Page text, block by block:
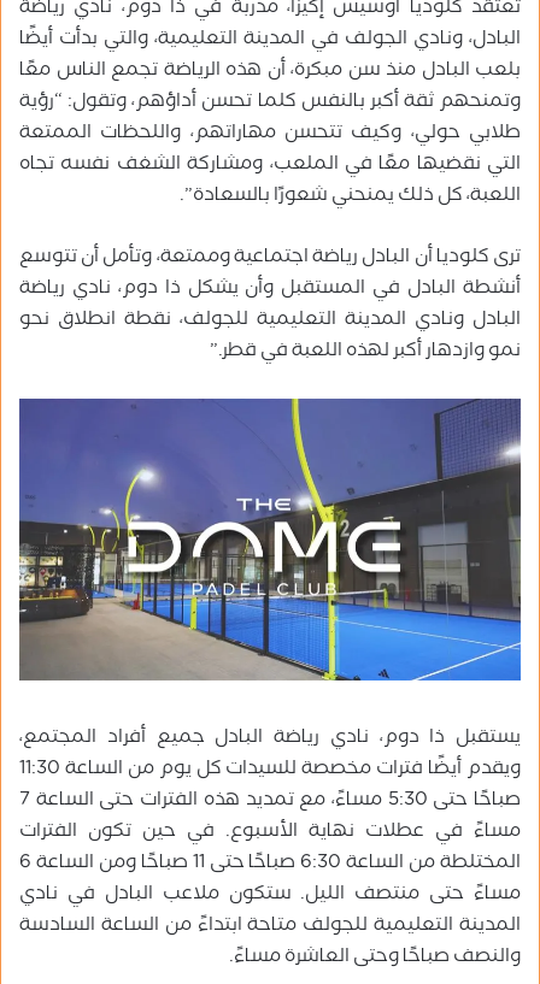
تعتقد كلوديا أوسيس إكيزا، مدربة في ذا دوم، نادي رياضة
البادل، ونادي الجولف في المدينة التعليمية، والتي بدأت أيضًا
بلعب البادل منذ سن مبكرة، أن هذه الرياضة تجمع الناس معًا
وتمنحهم ثقة أكبر بالنفس كلما تحسن أداؤهم، وتقول: “رؤية
طلابي حولي، وكيف تتحسن مهاراتهم، واللحظات الممتعة
التي نقضيها معًا في الملعب، ومشاركة الشغف نفسه تجاه
اللعبة، كل ذلك يمنحني شعورًا بالسعادة”.
ترى كلوديا أن البادل رياضة اجتماعية وممتعة، وتأمل أن تتوسع
أنشطة البادل في المستقبل وأن يشكل ذا دوم، نادي رياضة
البادل ونادي المدينة التعليمية للجولف، نقطة انطلاق نحو
نمو وازدهار أكبر لهذه اللعبة في قطر.”
يستقبل ذا دوم، نادي رياضة البادل جميع أفراد المجتمع،
ويقدم أيضًا فترات مخصصة للسيدات كل يوم من الساعة 11:30
صباحًا حتى 5:30 مساءً، مع تمديد هذه الفترات حتى الساعة 7
مساءً في عطلات نهاية الأسبوع. في حين تكون الفترات
المختلطة من الساعة 6:30 صباحًا حتى 11 صباحًا ومن الساعة 6
مساءً حتى منتصف الليل. ستكون ملاعب البادل في نادي
المدينة التعليمية للجولف متاحة ابتداءً من الساعة السادسة
والنصف صباحًا وحتى العاشرة مساءً.